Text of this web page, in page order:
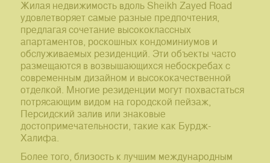
Жилая недвижимость вдоль Sheikh Zayed Road
удовлетворяет самые разные предпочтения,
предлагая сочетание высококлассных
апартаментов, роскошных кондоминиумов и
обслуживаемых резиденций. Эти объекты часто
размещаются в возвышающихся небоскребах с
современным дизайном и высококачественной
отделкой. Многие резиденции могут похвастаться
потрясающим видом на городской пейзаж,
Персидский залив или знаковые
достопримечательности, такие как Бурдж-
Халифа.
Более того, близость к лучшим международным